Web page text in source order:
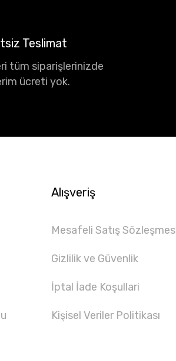
Teslimat
tüm siparişlerinizde
ücreti yok.
Alışveriş
Mesafeli Satış
Gizlilik ve Güvenlik
İptal İade Koşullari
Kişisel Veriler Politikası